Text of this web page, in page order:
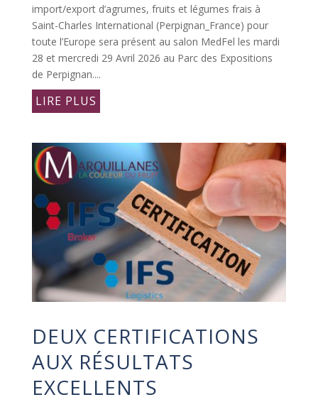
import/export d’agrumes, fruits et légumes frais à
Saint-Charles International (Perpignan_France) pour
toute l’Europe sera présent au salon MedFel les mardi
28 et mercredi 29 Avril 2026 au Parc des Expositions
de Perpignan....
LIRE PLUS
DEUX CERTIFICATIONS
AUX RÉSULTATS
EXCELLENTS